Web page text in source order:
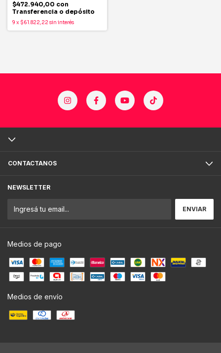
$472.940,00 con
Transferencia o depósito
9 x $61.822,22 sin interés
CONTACTANOS
NEWSLETTER
Medios de pago
Medios de envío